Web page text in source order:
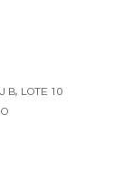
B, LOTE 10